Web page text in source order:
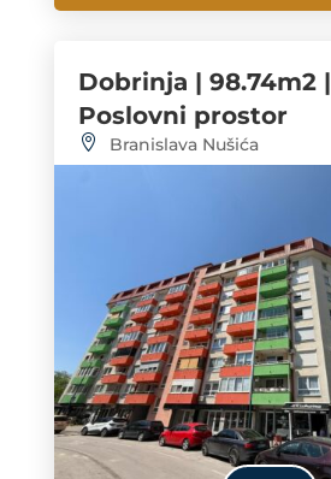
Dobrinja | 98.74m2 |
Poslovni prostor
Branislava Nušića